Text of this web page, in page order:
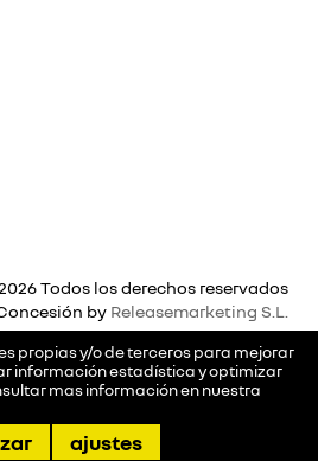
propias y/o de terceros para mejorar
información estadística y optimizar
mas información en nuestra
ajustes
contactar
Todos los derechos reservados
by Releasemarketing S.L.